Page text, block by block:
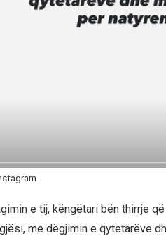
e tij, këngëtari bën thirrje
me dëgjimin e qytetarëve